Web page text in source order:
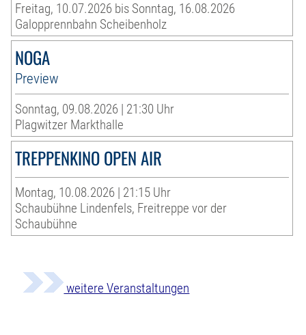
Freitag, 10.07.2026 bis Sonntag, 16.08.2026
Galopprennbahn Scheibenholz
NOGA
Preview
Sonntag, 09.08.2026 | 21:30 Uhr
Plagwitzer Markthalle
TREPPENKINO OPEN AIR
Montag, 10.08.2026 | 21:15 Uhr
Schaubühne Lindenfels, Freitreppe vor der
Schaubühne
weitere Veranstaltungen